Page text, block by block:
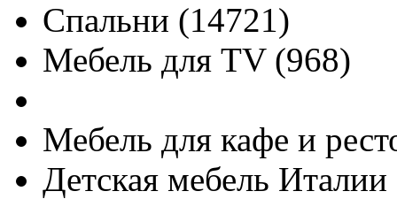
Спальни (14721)
Мебель для TV (968)
Мебель для кафе и
Детская мебель Италии